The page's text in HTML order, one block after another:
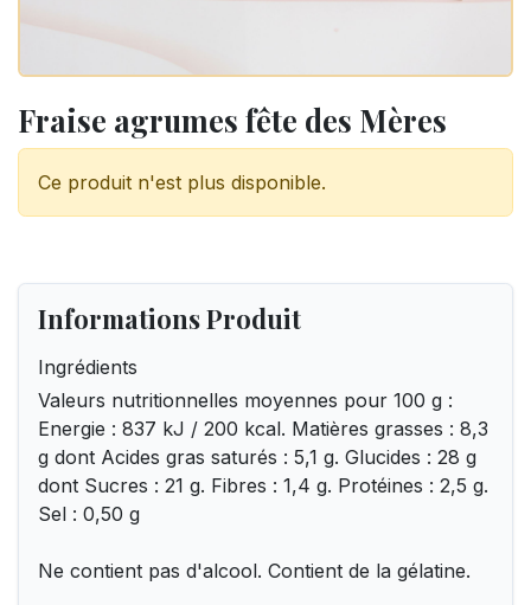
Fraise agrumes fête des Mères
Ce produit n'est plus disponible.
Informations Produit
Ingrédients
Valeurs nutritionnelles moyennes pour 100 g :
Energie : 837 kJ / 200 kcal. Matières grasses : 8,3
g dont Acides gras saturés : 5,1 g. Glucides : 28 g
dont Sucres : 21 g. Fibres : 1,4 g. Protéines : 2,5 g.
Sel : 0,50 g
Ne contient pas d'alcool. Contient de la gélatine.